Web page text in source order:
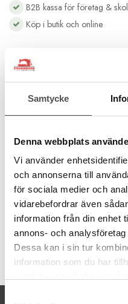
Samtycke
Denna webbplats
Vi använder
och annonserna till
för sociala medier och
vidarebefordrar även
information från din enhet
annons- och
Dessa kan i sin tur
information som du har
B2B kassa för företag &
Köp i butik och online
Beskrivning
Trådstativ stående
Monteras på baksidan av
trådledaren, för att sedan
trädning. På trådhållaren kan
även koniska trådrullar som
Passar till många olika
modeller.
Artikelnummer: